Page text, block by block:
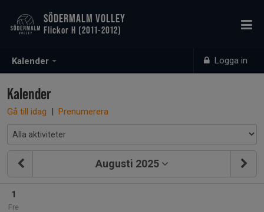
Kalender Logga in
SÖDERMALM VOLLEY
Flickor H (2011-2012)
Kalender
Gå till idag | Prenumerera
Augusti 2025
1
Fre